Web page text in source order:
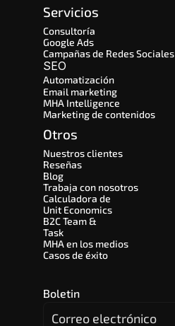
Servicios
Consultoría
Google Ads
Campañas de Redes Sociales
Automatización
Email marketing
MHA Intelligence
Marketing de contenidos
Otros
Nuestros clientes
Reseñas
Blog
Trabaja con nosotros
Calculadora de
Unit Economics
B2C Team &
Task
MHA en los medios
Casos de éxito
Boletin